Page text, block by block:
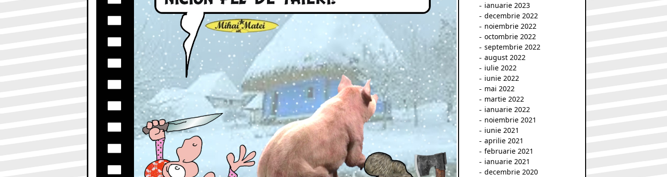
ianuarie 2023
decembrie 2022
noiembrie 2022
octombrie 2022
septembrie 2022
august 2022
iulie 2022
iunie 2022
mai 2022
martie 2022
ianuarie 2022
noiembrie 2021
iunie 2021
aprilie 2021
februarie 2021
ianuarie 2021
decembrie 2020